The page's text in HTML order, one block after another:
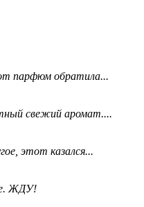
парфюм обратила...
свежий аромат....
этот казался...
ЖДУ!